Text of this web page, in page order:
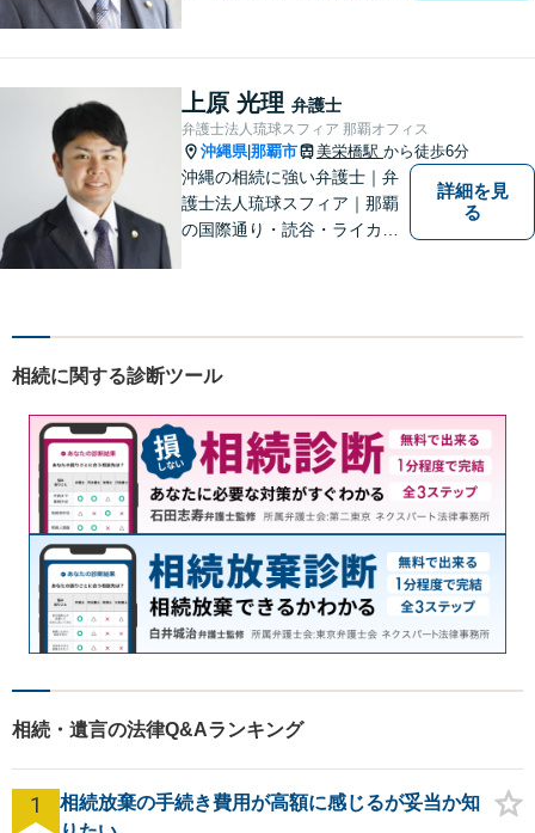
ございませんので、安心して
経験豊富な弁護士にご相談く
ださい。
上原 光理 弁護士
弁護士法人琉球スフィア 那覇オフィス
沖縄県|那覇市 美栄橋駅 から徒歩6分
沖縄の相続に強い弁護士｜弁
護士法人琉球スフィア｜那覇
の国際通り・読谷・ライカム
す。お気軽にご連絡くださ
詳細を見
る
相続に関する診断ツール
相続・遺言の法律Q&Aランキング
1
相続放棄の手続き費用が高額に感じるが妥当か知